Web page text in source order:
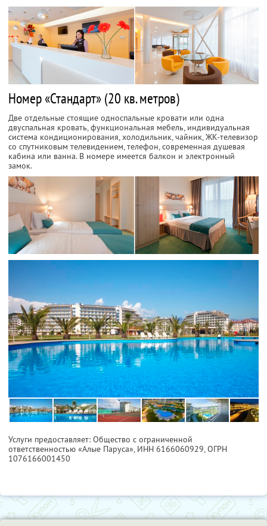
Номер «Стандарт» (20 кв. метров)
Две отдельные стоящие односпальные кровати или одна
двуспальная кровать, функциональная мебель, индивидуальная
система кондиционирования, холодильник, чайник, ЖК-телевизор
со спутниковым телевидением, телефон, современная душевая
кабина или ванна. В номере имеется балкон и электронный
замок.
Услуги предоставляет: Общество с ограниченной
ответственностью «Алые Паруса», ИНН 6166060929, ОГРН
1076166001450